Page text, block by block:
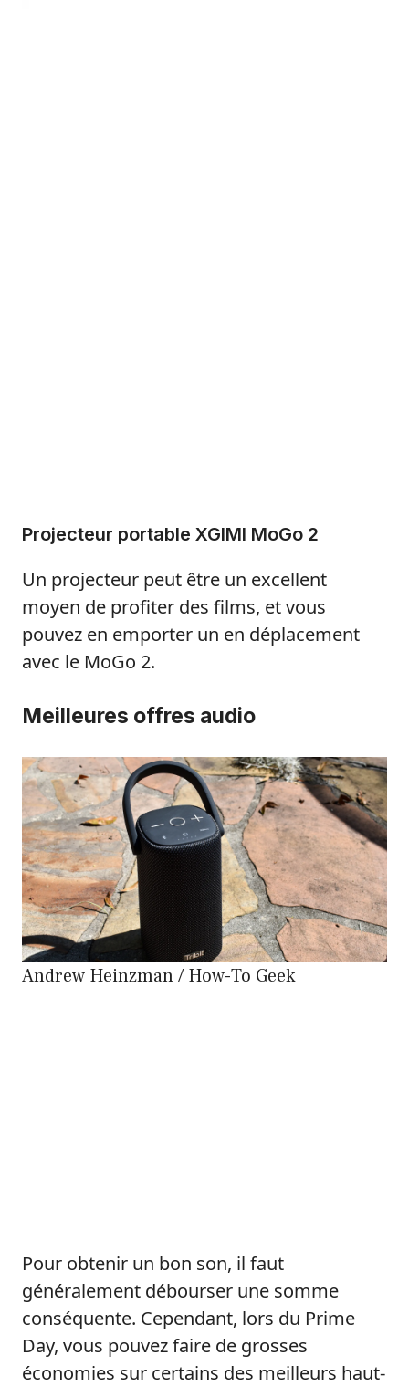
Projecteur portable XGIMI MoGo 2
Un projecteur peut être un excellent
moyen de profiter des films, et vous
pouvez en emporter un en déplacement
avec le MoGo 2.
Meilleures offres audio
Andrew Heinzman / How-To Geek
Pour obtenir un bon son, il faut
généralement débourser une somme
conséquente. Cependant, lors du Prime
Day, vous pouvez faire de grosses
économies sur certains des meilleurs haut-